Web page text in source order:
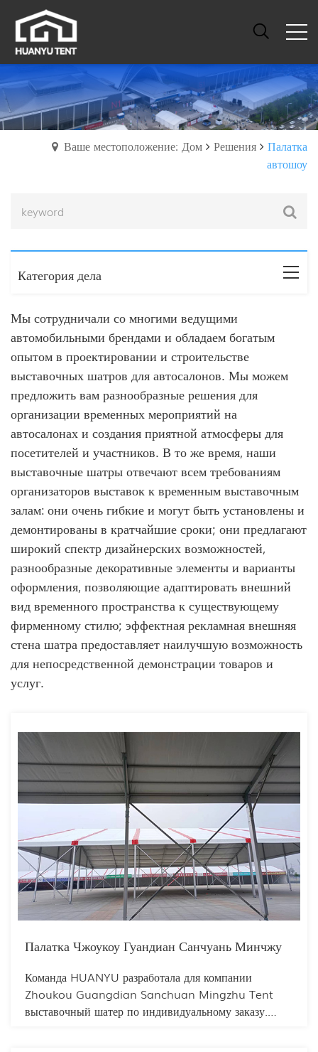
Ваше местоположение: Дом Решения
Палатка
автошоу
Категория дела
Мы сотрудничали со многими ведущими
автомобильными брендами и обладаем богатым
опытом в проектировании и строительстве
выставочных шатров для автосалонов. Мы можем
предложить вам разнообразные решения для
организации временных мероприятий на
автосалонах и создания приятной атмосферы для
посетителей и участников. В то же время, наши
выставочные шатры отвечают всем требованиям
организаторов выставок к временным выставочным
залам: они очень гибкие и могут быть установлены и
демонтированы в кратчайшие сроки; они предлагают
широкий спектр дизайнерских возможностей,
разнообразные декоративные элементы и варианты
оформления, позволяющие адаптировать внешний
вид временного пространства к существующему
фирменному стилю; эффектная рекламная внешняя
стена шатра предоставляет наилучшую возможность
для непосредственной демонстрации товаров и
услуг.
Палатка Чжоукоу Гуандиан Санчуань Минчжу
Команда HUANYU разработала для компании
Zhoukou Guangdian Sanchuan Mingzhu Tent
выставочный шатер по индивидуальному заказу.